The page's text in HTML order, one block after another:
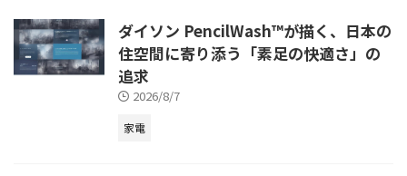
ダイソン PencilWash™が描く、日本の
住空間に寄り添う「素足の快適さ」の
追求
2026/8/7
家電